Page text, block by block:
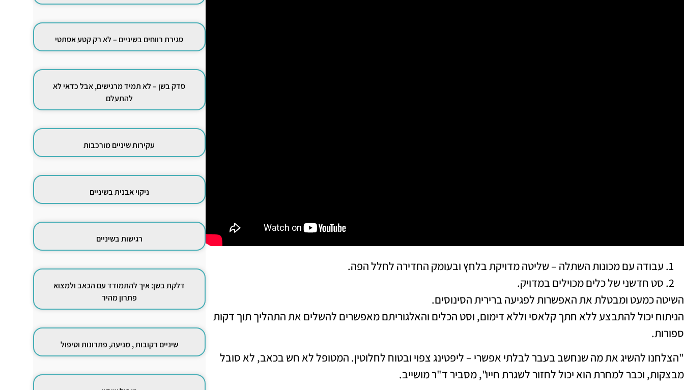
עבודה עם מכונות השתלה – שליטה מדויקת בלחץ ובעומק החדירה לחלל הפה.
סט חדשני של כלים מכוילים במדויק.
השיטה כמעט ומבטלת את האפשרות לפגיעה ברירית הסינוסים.
הניתוח יכול להתבצע ללא חתך קלאסי וללא דימום, וסט הכלים והאלגוריתם מאפשרים להשלים את התהליך תוך דקות
ספורות.
"הצלחנו להשיג את מה שנחשב בעבר לבלתי אפשרי – ליפטינג צפוי ובטוח לחלוטין. המטופל לא חש בכאב, לא סובל
מבצקות, וכבר למחרת הוא יכול לחזור לשגרת חייו", מסביר ד"ר מושייב.
סגירת רווחים בשיניים – לא רק קטע אסתטי
סדק בשן – לא תמיד מרגישים, אבל כדאי לא
להתעלם
עקירות שיניים מורכבות
ניקוי אבנית בשיניים
רגישות בשיניים
דלקת בשן: איך להתמודד עם הכאב ולמצוא
פתרון מהיר
שיניים רקובות , מניעה, פתרונות וטיפול